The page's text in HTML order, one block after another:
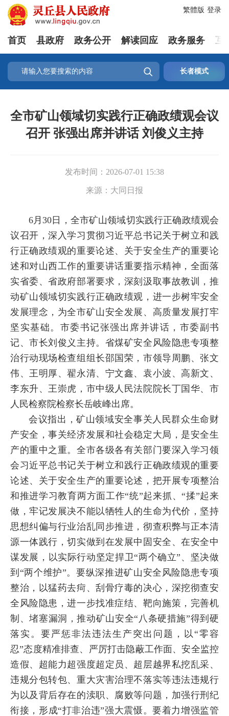
登录
繁體版
首页 县政府 政务公开 解读回应 政务服务 互
 长者模式
全市矿山领域切实践行正确政绩观会议
召开 张强出席并讲话 刘俊义主持
发布时间： 2026-07-01 15:38
来源： 大同日报
6月30日，全市矿山领域切实践行正确政绩观会
议召开，深入学习贯彻习近平总书记关于树立和践
行正确政绩观的重要论述、关于安全生产的重要论
述和对山西工作的重要讲话重要指示精神，全面落
实省委、省政府部署要求，深刻汲取事故教训，推
动矿山领域切实践行正确政绩观，进一步树牢安全
发展理念，为全市矿山安全发展、高质量发展打牢
坚实基础。市委书记张强出席并讲话，市委副书
记、市长刘俊义主持。省煤矿安全风险隐患专项整
治行动现场检查组组长邵国荣，市领导周鹏、张文
伟、王明厚、翟永清、宁文鑫、袁小波、高新文、
李东升、王崇虎，市中级人民法院院长丁国华、市
人民检察院检察长岳岐峰出席。
会议指出，矿山领域安全事关人民群众生命财
产安全，事关经济发展和社会稳定大局，是安全生
产的重中之重。全市各级各有关部门要深入学习领
会习近平总书记关于树立和践行正确政绩观的重要
论述、关于安全生产的重要论述，把开展专项整治
和推进学习教育两方面工作“统”起来抓、“揉”起来
做，牢记发展决不能以牺牲人的生命为代价，坚持
思想纠偏与行业治乱同步推进，彻查积弊与正本清
源一体践行，切实做到在发展中固安全、在安全中
谋发展，以实际行动坚定捍卫“两个确立”、坚决做
到“两个维护”。要纵深推进矿山安全风险隐患专项
整治，以猛药去疴、刮骨疗毒的决心，深挖彻查安
全风险隐患，进一步找准症结、靶向施策，完善机
制、堵塞漏洞，推动矿山安全“八条硬措施”得到硬
落实。要严惩非法违法生产突出问题，以“零容
忍”态度精准排查、严厉打击隐蔽工作面、安全监控
造假、超能力超强度超定员、超层越界私挖乱采、
违规分包转包、重大灾害治理不落实等违法违规行
为以及背后存在的渎职、腐败等问题，加强行刑纪
衔接，形成“打非治违”强大震慑。要着力增强监管